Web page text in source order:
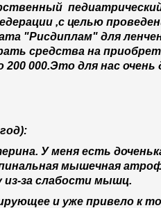
,с целью
"Рисдиплам" для
средства на
000.Это для нас
У меня есть
мышечная
из-за слабости мышц.
и уже привело к